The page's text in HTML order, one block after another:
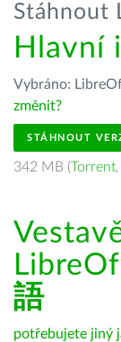
Stáhnout
Hlavní
Vybráno:
změnit?
STÁHNOUT
342 MB (Torrent,
語
potřebujete jiný